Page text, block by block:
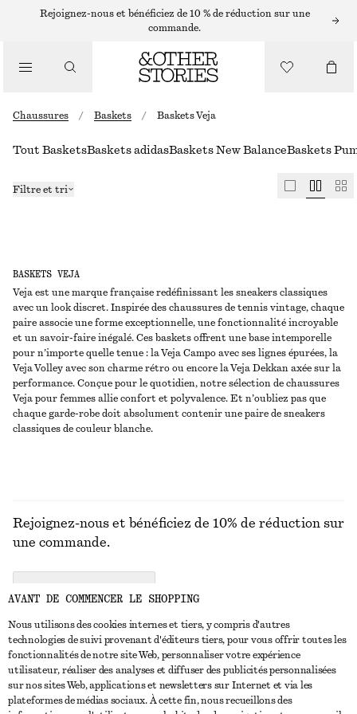
Rejoignez-nous et bénéficiez de 10 % de réduction sur une
commande.
Chaussures / Baskets / Baskets Veja
BASKETS VEJA
Veja est une marque française redéfinissant les sneakers classiques
avec un look discret. Inspirée des chaussures de tennis vintage, chaque
paire associe une forme exceptionnelle, une fonctionnalité incroyable
et un savoir-faire inégalé. Ces baskets offrent une base intemporelle
pour n’importe quelle tenue : la Veja Campo avec ses lignes épurées, la
Veja Volley avec son charme rétro ou encore la Veja Dekkan axée sur la
performance. Conçue pour le quotidien, notre sélection de chaussures
Veja pour femmes allie confort et polyvalence. Et n’oubliez pas que
chaque garde-robe doit absolument contenir une paire de sneakers
classiques de couleur blanche.
Tout BasketsBaskets adidasBaskets New BalanceBaskets
Filtre et tri
NOUS CONTACTER
Nous contacter
Trouver un magasin
Instagram
Pinterest
SERVICE CLIENT
Rejoignez-nous et bénéficiez de 10% de réduction sur
une commande.
AVANT DE COMMENCER LE SHOPPING
Nous utilisons des cookies internes et tiers, y compris d'autres
technologies de suivi provenant d'éditeurs tiers, pour vous offrir toutes les
fonctionnalités de notre site Web, personnaliser votre expérience
utilisateur, réaliser des analyses et diffuser des publicités personnalisées
sur nos sites Web, applications et newsletters sur Internet et via les
plateformes de médias sociaux. À cette fin, nous recueillons des